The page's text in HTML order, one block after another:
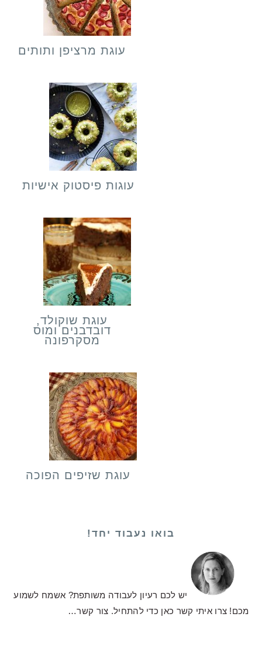
עוגת מרציפן ותותים
עוגות פיסטוק אישיות
עוגת שוקולד,
דובדבנים ומוס
מסקרפונה
עוגת שזיפים הפוכה
בואו נעבוד יחד!
יש לכם רעיון לעבודה משותפת? אשמח לשמוע
מכם! צרו איתי קשר כאן כדי להתחיל. צור קשר…